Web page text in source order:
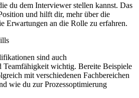
du dem Interviewer stellen kannst. Das
und hilft dir, mehr über die
Erwartungen an die Rolle zu erfahren.
sind auch
Teamfähigkeit wichtig. Bereite Beispiele
mit verschiedenen Fachbereichen
wie du zur Prozessoptimierung